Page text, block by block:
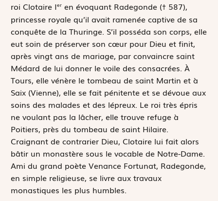
roi Clotaire Ier en évoquant Radegonde († 587),
princesse royale qu’il avait ramenée captive de sa
conquête de la Thuringe. S’il posséda son corps, elle
eut soin de préserver son cœur pour Dieu et finit,
après vingt ans de mariage, par convaincre saint
Médard de lui donner le voile des consacrées. À
Tours, elle vénère le tombeau de saint Martin et à
Saix (Vienne), elle se fait pénitente et se dévoue aux
soins des malades et des lépreux. Le roi très épris
ne voulant pas la lâcher, elle trouve refuge à
Poitiers, près du tombeau de saint Hilaire.
Craignant de contrarier Dieu, Clotaire lui fait alors
bâtir un monastère sous le vocable de Notre-Dame.
Ami du grand poète Venance Fortunat, Radegonde,
en simple religieuse, se livre aux travaux
monastiques les plus humbles.